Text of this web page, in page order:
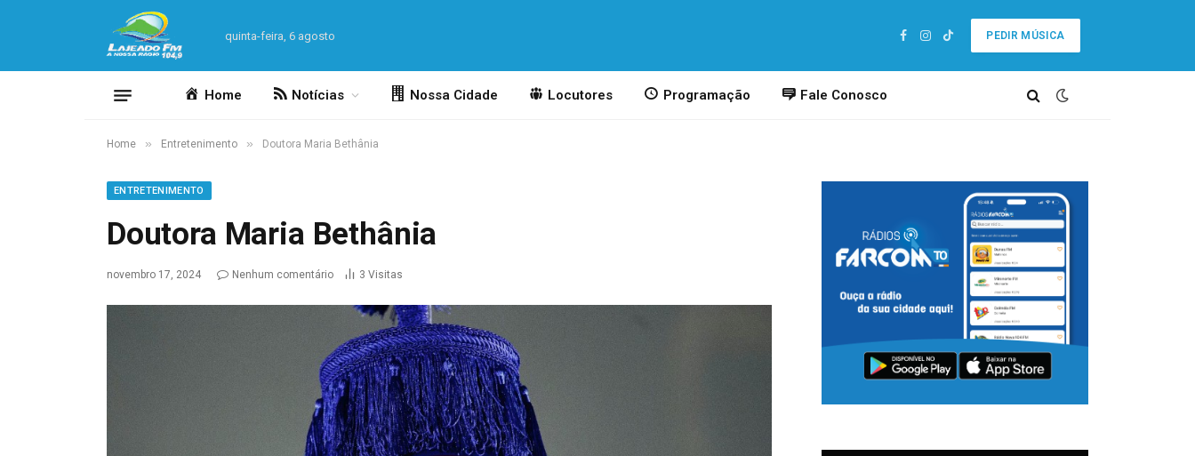
quinta-feira, 6 agosto
Facebook
Instagram
TikTok
PEDIR MÚSICA
Home Notícias Nossa Cidade Locutores Programação Fale Conosco
Home » Entretenimento » Doutora Maria Bethânia
ENTRETENIMENTO
Doutora Maria Bethânia
novembro 17, 2024 Nenhum comentário 3 Visitas